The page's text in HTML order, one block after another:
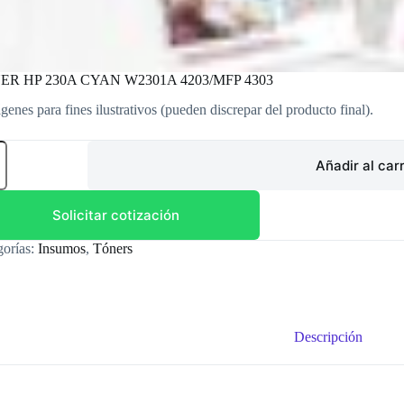
HP 230A CYAN W2301A 4203/MFP 4303
para fines ilustrativos (pueden discrepar del producto final).
Añadir al
Solicitar cotización
Insumos, Tóners
Descripción